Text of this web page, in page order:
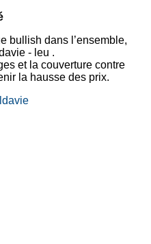
bullish dans l’ensemble,
- leu .
et la couverture contre
la hausse des prix.